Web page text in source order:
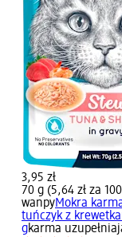
3,95 zł
70 g (5,64 zł za
wanpyMokra
tuńczyk z
gkarma